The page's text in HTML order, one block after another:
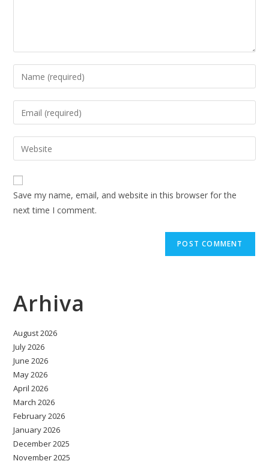
Enter
your
name
to
comment
Enter
your
email
address
comment
Enter
your
website
URL
(optional)
Save my name, email, and website in this browser for the
next time I comment.
Arhiva
August 2026
July 2026
June 2026
May 2026
April 2026
March 2026
February 2026
January 2026
December 2025
November 2025